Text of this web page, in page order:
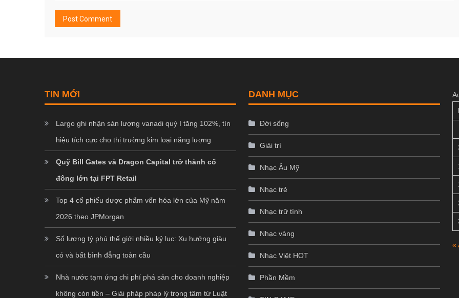
TIN MỚI
Largo ghi nhận sản lượng vanadi quý I tăng 102%, tín
hiệu tích cực cho thị trường kim loại năng lượng
Quỹ Bill Gates và Dragon Capital trở thành cổ
đông lớn tại FPT Retail
Top 4 cổ phiếu dược phẩm vốn hóa lớn của Mỹ năm
2026 theo JPMorgan
Số lượng tỷ phú thế giới nhiều kỷ lục: Xu hướng giàu
có và bất bình đẳng toàn cầu
Nhà nước tạm ứng chi phí phá sản cho doanh nghiệp
không còn tiền – Giải pháp pháp lý trọng tâm từ Luật
DANH MỤC
Đời sống
Giải trí
Nhạc Âu Mỹ
Nhạc trẻ
Nhạc trữ tình
Nhạc vàng
Nhạc Việt HOT
Phần Mềm
«